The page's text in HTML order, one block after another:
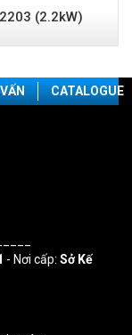
(2.2kW)
CATALOGUE
- Nơi cấp: Sở Kế